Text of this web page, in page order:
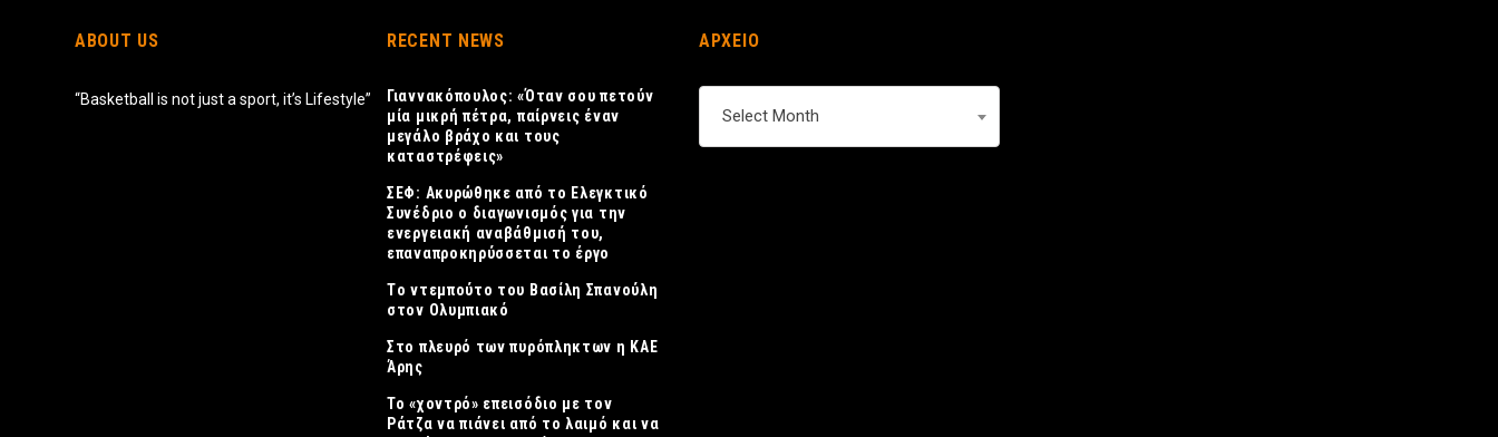
ABOUT US
“Basketball is not just a sport, it’s Lifestyle”
RECENT NEWS
Γιαννακόπουλος: «Όταν σου πετούν
μία μικρή πέτρα, παίρνεις έναν
μεγάλο βράχο και τους
καταστρέφεις»
ΣΕΦ: Ακυρώθηκε από το Ελεγκτικό
Συνέδριο ο διαγωνισμός για την
ενεργειακή αναβάθμισή του,
επαναπροκηρύσσεται το έργο
Tο ντεμπούτο του Βασίλη Σπανούλη
στον Ολυμπιακό
Στο πλευρό των πυρόπληκτων η ΚΑΕ
Άρης
Το «χοντρό» επεισόδιο με τον
Ράτζα να πιάνει από το λαιμό και να
ΑΡΧΕΙΟ
Select Month